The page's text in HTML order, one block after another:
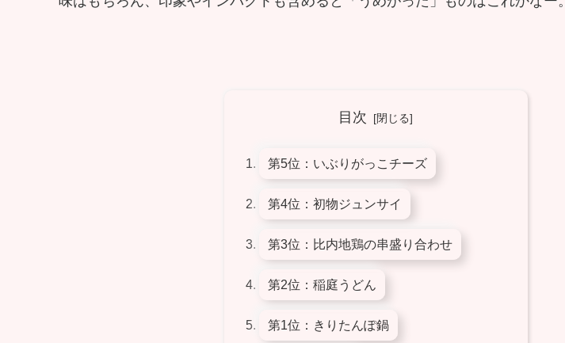
目次
第5位：いぶりがっこチーズ
第4位：初物ジュンサイ
第3位：比内地鶏の串盛り合わせ
第2位：稲庭うどん
第1位：きりたんぽ鍋